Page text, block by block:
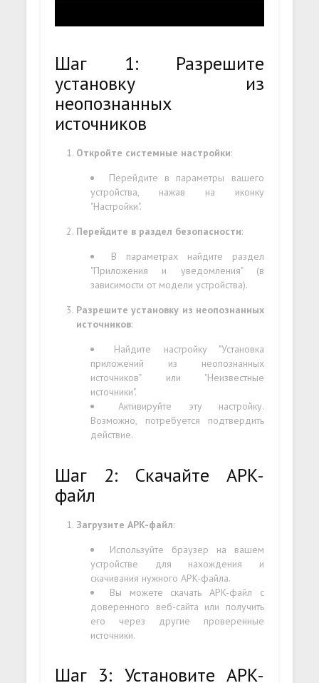
Шаг 1: Разрешите
установку из
неопознанных
источников
Откройте системные настройки:
Перейдите в параметры вашего
устройства, нажав на иконку
"Настройки".
Перейдите в раздел безопасности:
В параметрах найдите раздел
"Приложения и уведомления" (в
зависимости от модели устройства).
Разрешите установку из неопознанных
источников:
Найдите настройку "Установка
приложений из неопознанных
источников" или "Неизвестные
источники".
Активируйте эту настройку.
Возможно, потребуется подтвердить
действие.
Шаг 2: Скачайте APK-
файл
Загрузите APK-файл:
Используйте браузер на вашем
устройстве для нахождения и
скачивания нужного APK-файла.
Вы можете скачать APK-файл с
доверенного веб-сайта или получить
его через другие проверенные
источники.
Шаг 3: Установите APK-